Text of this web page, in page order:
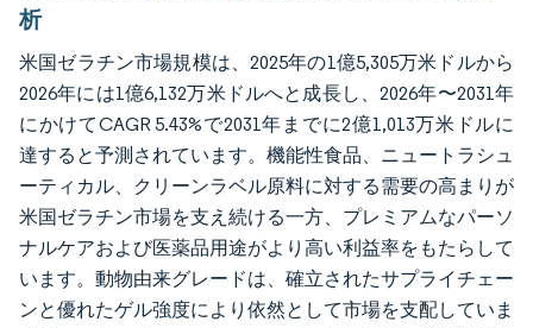
析
米国ゼラチン市場規模は、2025年の1億5,305万米ドルから
2026年には1億6,132万米ドルへと成長し、2026年〜2031年
にかけてCAGR 5.43%で2031年までに2億1,013万米ドルに
達すると予測されています。機能性食品、ニュートラシュ
ーティカル、クリーンラベル原料に対する需要の高まりが
米国ゼラチン市場を支え続ける一方、プレミアムなパーソ
ナルケアおよび医薬品用途がより高い利益率をもたらして
います。動物由来グレードは、確立されたサプライチェー
ンと優れたゲル強度により依然として市場を支配していま